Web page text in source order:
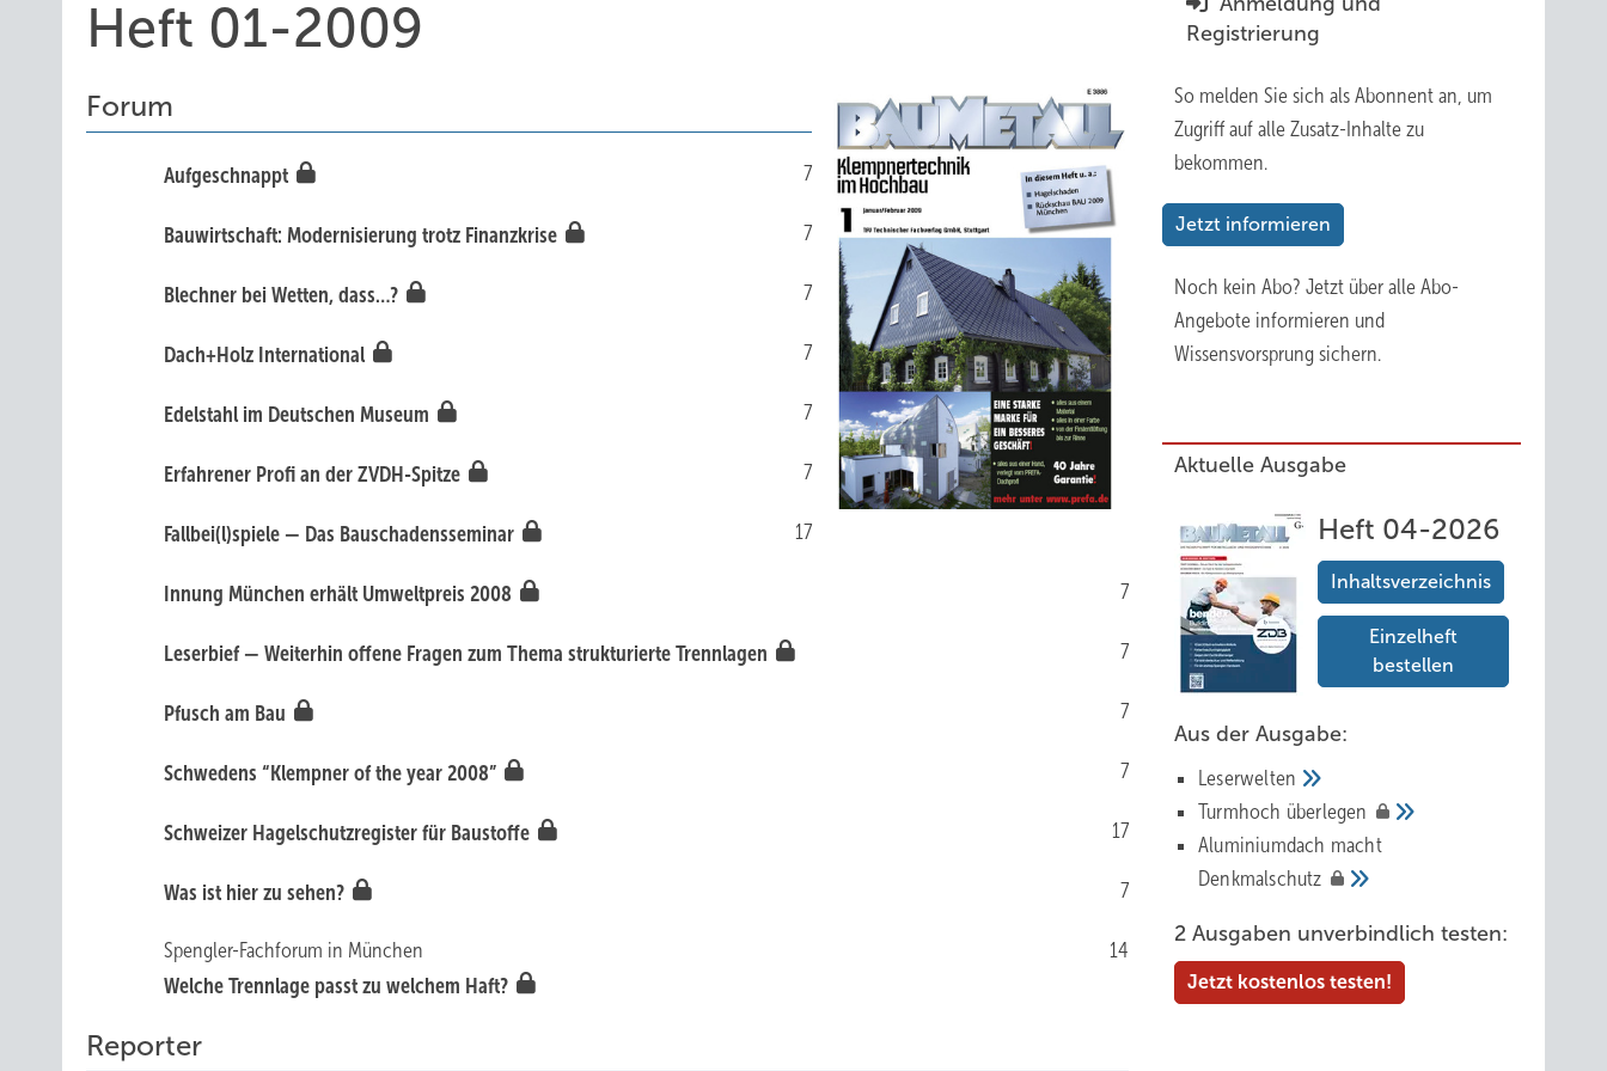
Heft 01-2009
Forum
7
Aufgeschnappt
7
Bauwirtschaft: Modernisierung trotz Finanzkrise
7
Blechner bei Wetten, dass…?
7
Dach+Holz International
7
Edelstahl im Deutschen Museum
7
Erfahrener Profi an der ZVDH-Spitze
17
Fallbei(l)spiele — Das Bauschadensseminar
7
Innung München erhält Umweltpreis 2008
7
Leserbief — Weiterhin offene Fragen zum Thema strukturierte Trennlagen
7
Pfusch am Bau
7
Schwedens “Klempner of the year 2008”
17
Schweizer Hagelschutzregister für Baustoffe
7
Was ist hier zu sehen?
14
Spengler-Fachforum in München
Welche Trennlage passt zu welchem Haft?
Reporter
Registrierung
So melden Sie sich als Abonnent an, um
Zugriff auf alle Zusatz-Inhalte zu
bekommen.
Jetzt informieren
Noch kein Abo? Jetzt über alle Abo-
Angebote informieren und
Wissensvorsprung sichern.
Aktuelle Ausgabe
Heft 04-2026
Inhaltsverzeichnis
Einzelheft
bestellen
Aus der Ausgabe:
Leserwelten
Tur mhoch überlegen
Aluminiumdach macht
Denkmalschutz
2 Ausgaben unverbindlich testen:
Jetzt kostenlos testen!